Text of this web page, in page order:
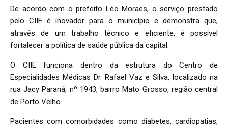
De acordo com o prefeito Léo Moraes, o serviço prestado
pelo CIIE é inovador para o município e demonstra que,
através de um trabalho técnico e eficiente, é possível
fortalecer a política de saúde pública da capital.
O CIIE funciona dentro da estrutura do Centro de
Especialidades Médicas Dr. Rafael Vaz e Silva, localizado na
rua Jacy Paraná, nº 1943, bairro Mato Grosso, região central
de Porto Velho.
Pacientes com comorbidades como diabetes, cardiopatias,